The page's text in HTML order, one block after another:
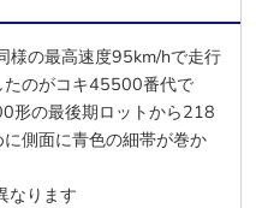
の最高速度95km/hで走行
たのがコキ45500番代で
形の最後期ロットから218
側面に青色の細帯が巻か
なります